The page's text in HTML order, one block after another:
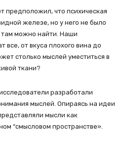
предположил, что психическая
железе, но у него не было
там можно найти. Наши
от вкуса плохого вина до
столько мыслей уместиться в
ткани?
разработали
мыслей. Опираясь на идеи
мысли как
“смысловом пространстве».